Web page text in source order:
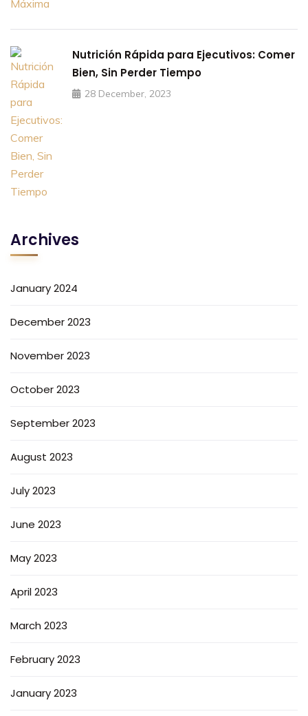
Nutrición Rápida para Ejecutivos: Comer
Bien, Sin Perder Tiempo
28 December, 2023
Archives
January 2024
December 2023
November 2023
October 2023
September 2023
August 2023
July 2023
June 2023
May 2023
April 2023
March 2023
February 2023
January 2023